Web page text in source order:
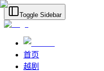
Toggle Sidebar
首页
越剧